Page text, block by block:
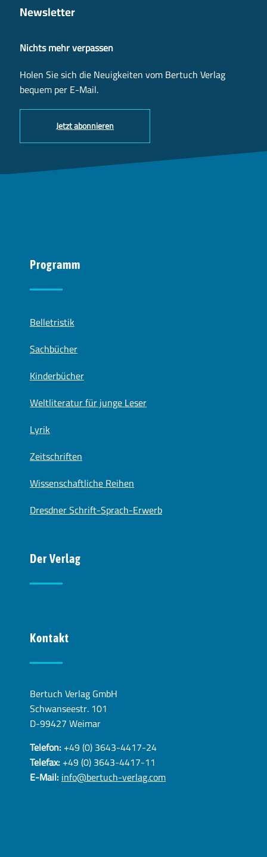
Newsletter
Nichts mehr verpassen
Holen Sie sich die Neuigkeiten vom Bertuch Verlag
bequem per E-Mail.
Jetzt abonnieren
Programm
Belletristik
Sachbücher
Kinderbücher
Weltliteratur für junge Leser
Lyrik
Zeitschriften
Wissenschaftliche Reihen
Dresdner Schrift-Sprach-Erwerb
Der Verlag
Kontakt
Bertuch Verlag GmbH
Schwanseestr. 101
D-99427 Weimar
Telefon:+49 (0) 3643-4417-24
Telefax:+49 (0) 3643-4417-11
E-Mail:info@bertuch-verlag.com